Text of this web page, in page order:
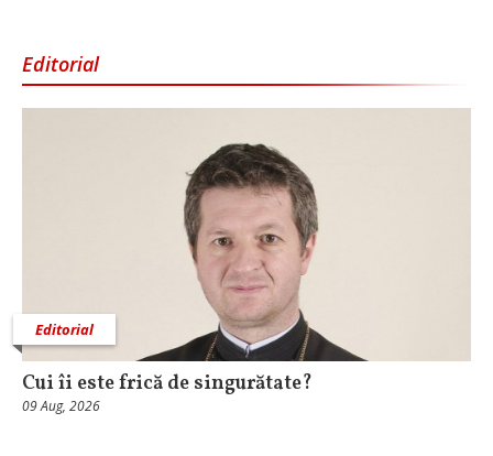
Editorial
Editorial
Cui îi este frică de singurătate?
09 Aug, 2026